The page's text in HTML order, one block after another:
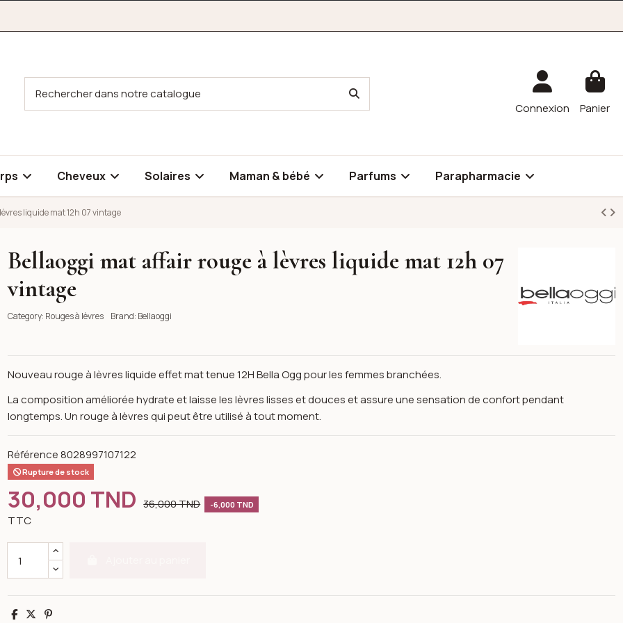
Connexion Panier
Cheveux Solaires Maman & bébé Parfums Parapharmacie
liquide mat 12h 07 vintage
liquide mat 12h 07 vintage
liquide mat 12h 07 vintage
Bellaoggi mat affair rouge à lèvres liquide mat 12h 07
vintage
Category: Rouges à lèvres Brand: Bellaoggi
Nouveau rouge à lèvres liquide effet mat tenue 12H Bella Ogg pour les femmes branchées.
La composition améliorée hydrate et laisse les lèvres lisses et douces et assure une sensation de confort pendant
longtemps. Un rouge à lèvres qui peut être utilisé à tout moment.
Référence 8028997107122
Rupture de stock
30,000 TND 36,000 TND -6,000 TND
TTC
Partager
TweetPinterest